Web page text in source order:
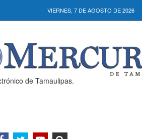
VIERNES, 7 DE AGOSTO DE 2026
de Tamaulipas.